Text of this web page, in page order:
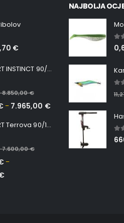
€
Minn Kota RT INSTINCT 90/115 WR QUEST
8.850,00€
– 7.965,00 €
Minn Kota RT Terrova 90/115 WR QUEST
7.600,00€
–
NAJBOLJA